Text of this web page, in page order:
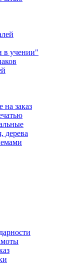
в учении"
заказ
дерева